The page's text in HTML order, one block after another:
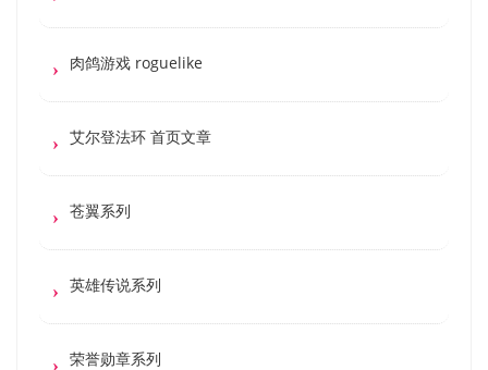
肉鸽游戏 roguelike
艾尔登法环 首页文章
苍翼系列
英雄传说系列
荣誉勋章系列